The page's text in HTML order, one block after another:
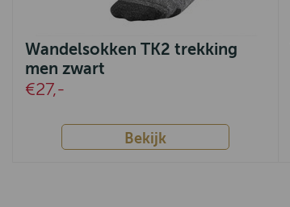
Wandelsokken TK2 trekking
men zwart
€27,-
Bekijk